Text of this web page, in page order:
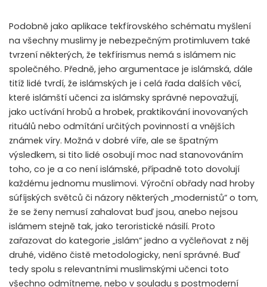
Podobně jako aplikace tekfírovského schématu myšlení
na všechny muslimy je nebezpečným protimluvem také
tvrzení některých, že tekfírismus nemá s islámem nic
společného. Předně, jeho argumentace je islámská, dále
titíž lidé tvrdí, že islámských je i celá řada dalších věcí,
které islámští učenci za islámsky správné nepovažují,
jako uctívání hrobů a hrobek, praktikování inovovaných
rituálů nebo odmítání určitých povinností a vnějších
známek víry. Možná v dobré víře, ale se špatným
výsledkem, si tito lidé osobují moc nad stanovováním
toho, co je a co není islámské, případně toto dovolují
každému jednomu muslimovi. Výroční obřady nad hroby
súfíjských světců či názory některých „modernistů“ o tom,
že se ženy nemusí zahalovat buď jsou, anebo nejsou
islámem stejně tak, jako teroristické násilí. Proto
zařazovat do kategorie „islám“ jedno a vyčleňovat z něj
druhé, viděno čistě metodologicky, není správné. Buď
tedy spolu s relevantními muslimskými učenci toto
všechno odmítneme, nebo v souladu s postmoderní